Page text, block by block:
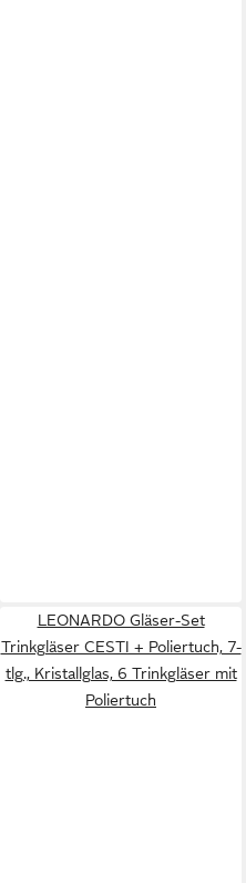
LEONARDO Gläser-Set
Trinkgläser CESTI + Poliertuch, 7-
tlg., Kristallglas, 6 Trinkgläser mit
Poliertuch